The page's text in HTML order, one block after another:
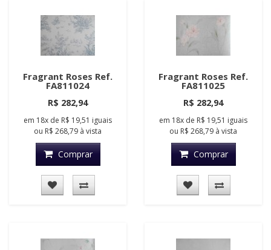
Fragrant Roses Ref.
FA811024
R$ 282,94
em 18x de R$ 19,51 iguais
ou R$ 268,79 à vista
Comprar
Fragrant Roses Ref.
FA811025
R$ 282,94
em 18x de R$ 19,51 iguais
ou R$ 268,79 à vista
Comprar